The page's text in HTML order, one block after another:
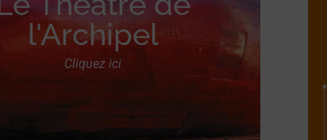
l'Archipel
Cliquez ici